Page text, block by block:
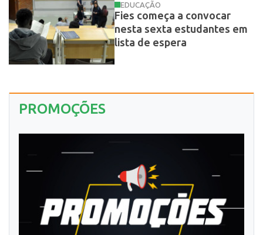
EDUCAÇÃO
Fies começa a convocar
nesta sexta estudantes em
lista de espera
PROMOÇÕES